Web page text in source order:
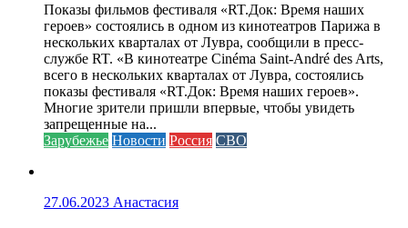
Показы фильмов фестиваля «RT.Док: Время наших
героев» состоялись в одном из кинотеатров Парижа в
нескольких кварталах от Лувра, сообщили в пресс-
службе RT. «В кинотеатре Cinéma Saint-André des Arts,
всего в нескольких кварталах от Лувра, состоялись
показы фестиваля «RT.Док: Время наших героев».
Многие зрители пришли впервые, чтобы увидеть
запрещенные на...
Зарубежье Новости Россия СВО
27.06.2023 Анастасия